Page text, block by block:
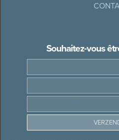
Souhaitez-vous